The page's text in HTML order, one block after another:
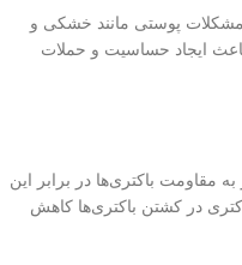
مشکلات پوستی مانند خشکی و
ایجاد حساسیت و حملات
مقاومت باکتری‌ها در برابر این
در کشتن باکتری‌ها کاهش